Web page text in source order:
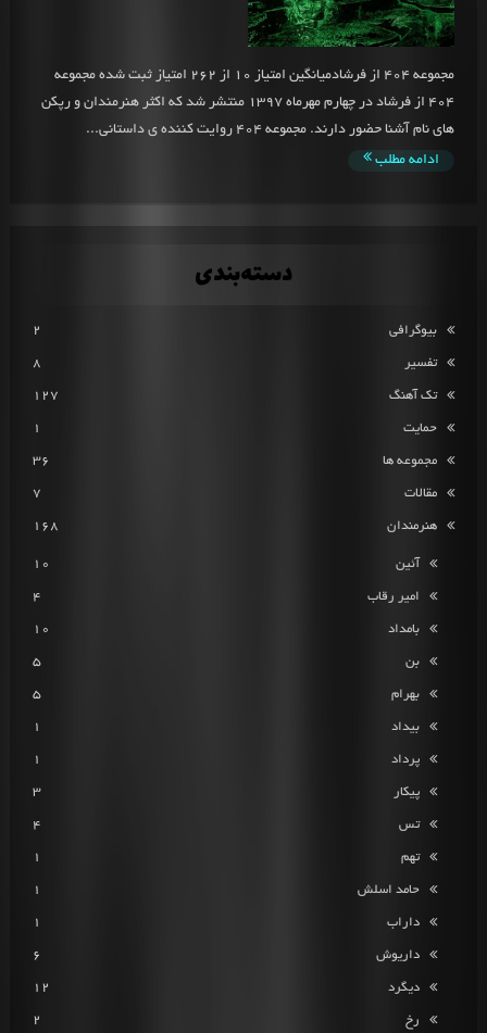
مجموعه 404 از فرشادمیانگین امتیاز 10 از 262 امتیاز ثبت شده مجموعه
404 از فرشاد در چهارم مهرماه 1397 منتشر شد که اکثر هنرمندان و رپکن
های نام آشنا حضور دارند. مجموعه 404 روایت کننده ی داستانی...
ادامه مطلب
دسته‌بندی
بیوگرافی 2
تفسیر 8
تک آهنگ 127
حمایت 1
مجموعه ها 36
مقالات 7
هنرمندان 168
آئین 10
امیر رقاب 4
بامداد 10
بن 5
بهرام 5
بیداد 1
پرداد 1
پیکار 3
تس 4
تهم 1
حامد اسلش 1
داراب 1
داریوش 6
دیگرد 12
رخ 2